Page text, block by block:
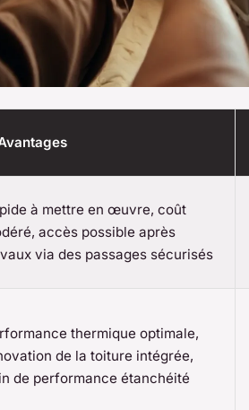
à mettre en œuvre, coût
accès possible après
via des passages sécurisés
thermique optimale,
de la toiture intégrée,
de performance étanchéité